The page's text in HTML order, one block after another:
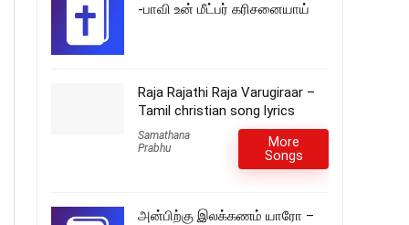
-பாவி உன் மீட்பர் கரிசனையாய்
Raja Rajathi Raja Varugiraar –
Tamil christian song lyrics
Samathana
Prabhu
More
Songs
அன்பிற்கு இலக்கணம் யாரோ –